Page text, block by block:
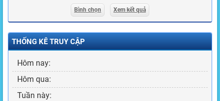
Bình chọn Xem kết quả
THỐNG KÊ TRUY CẬP
Hôm nay:
Hôm qua:
Tuần này: